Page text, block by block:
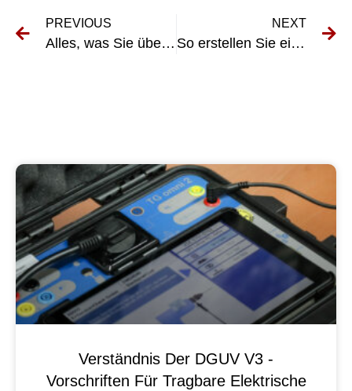
PREVIOUS
Alles, was Sie über die UVV-Prüfung in Taunusstein wissen müssen
NEXT
So erstellen Sie einen Prüfintervallplan gemäß DGUV Vorschrift 3
Verständnis Der DGUV V3 -
Vorschriften Für Tragbare Elektrische